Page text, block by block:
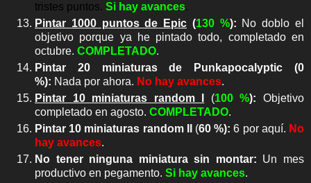
tristes puntos. Si hay avances.
Pintar 1000 puntos de Epic (130 %): No doblo el
objetivo porque ya he pintado todo, completado en
octubre. COMPLETADO.
Pintar 20 miniaturas de Punkapocalyptic (0
%): Nada por ahora. No hay avances.
Pintar 10 miniaturas random I
(100 %): Objetivo
completado en agosto. COMPLETADO.
Pintar 10 miniaturas random II (60 %): 6 por aquí. No
hay avances.
No tener ninguna miniatura sin montar: Un mes
productivo en pegamento. Si hay avances.